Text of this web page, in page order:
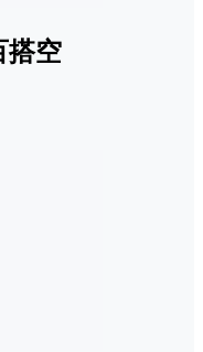
搭空